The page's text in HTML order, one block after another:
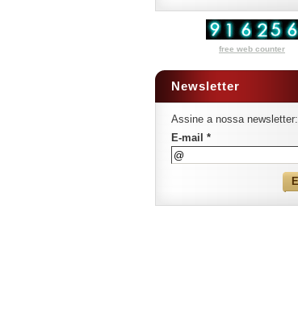
free web counter
Newsletter
Assine a nossa newsletter:
E-mail *